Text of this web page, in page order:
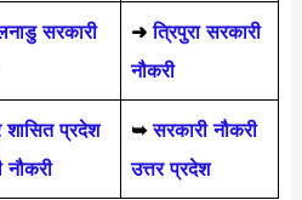
सरकारी
➜ त्रिपुरा सरकारी
नौकरी
प्रदेश
नौकरी
➥ सरकारी नौकरी
उत्तर प्रदेश